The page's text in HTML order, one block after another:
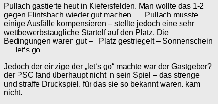
Pullach gastierte heut in Kiefersfelden. Man wollte das 1-2
gegen Flintsbach wieder gut machen …. Pullach musste
einige Ausfälle kompensieren – stellte jedoch eine sehr
wettbewerbstaugliche Startelf auf den Platz. Die
Bedingungen waren gut –
Platz gestriegelt – Sonnenschein
…. let‘s go.
Jedoch der einzige der „let‘s go“ machte war der Gastgeber?
der PSC fand überhaupt nicht in sein Spiel – das strenge
und straffe Druckspiel, für das sie so bekannt waren, kam
nicht.